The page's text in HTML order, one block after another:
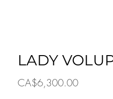
LADY
CA$6,300.00Price